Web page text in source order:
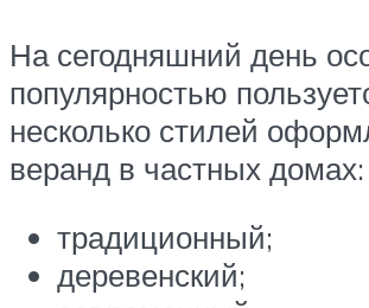
На сегодняшний день
популярностью
несколько стилей
веранд в частных домах:
традиционный;
деревенский;